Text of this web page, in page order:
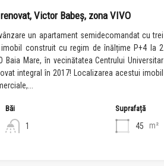
Victor Babeș, zona VIVO
un apartament semidecomandat cu trei
construit cu regim de înălțime P+4 la 2
Baia Mare, în vecinătatea Centrului Universitar
integral în 2017! Localizarea acestui imobil
Băi
1
Suprafață
45 m²